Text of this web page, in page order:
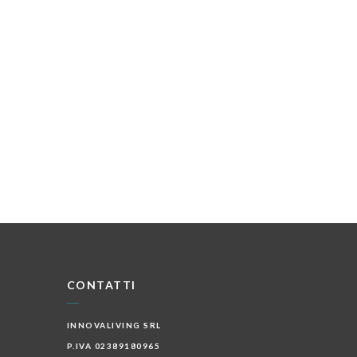
CONTATTI
INNOVALIVING SRL
P.IVA 02389180965